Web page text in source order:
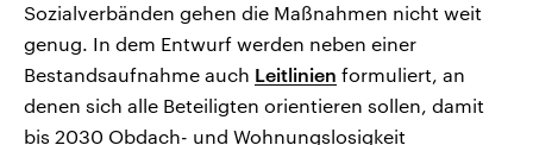
Sozialverbänden gehen die Maßnahmen nicht weit
genug. In dem Entwurf werden neben einer
Bestandsaufnahme auch Leitlinien formuliert, an
denen sich alle Beteiligten orientieren sollen, damit
bis 2030 Obdach- und Wohnungslosigkeit